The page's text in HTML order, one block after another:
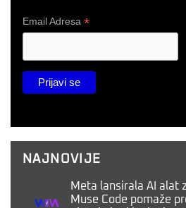
Email Adresa *
NAJNOVIJE
Meta lansirala AI alat
Muse Code pomaže